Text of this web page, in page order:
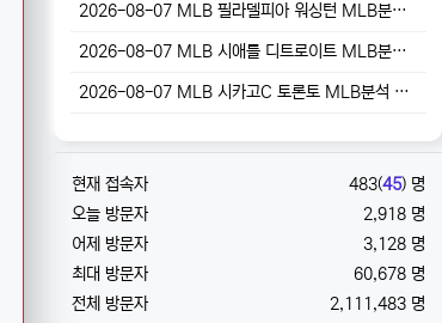
2026-08-07 MLB 필라델피아 워싱턴 MLB분석 무료중계 스포츠분석
2026-08-07 MLB 시애틀 디트로이트 MLB분석 무료중계 스포츠분석
2026-08-07 MLB 시카고C 토론토 MLB분석 무료중계 스포츠분석
현재 접속자 483(45) 명
오늘 방문자
2,918 명
어제 방문자
3,128 명
최대 방문자
60,678 명
전체 방문자
2,111,483 명